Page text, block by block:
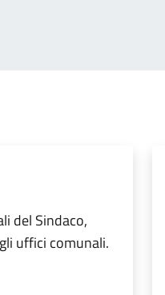
del Sindaco,
uffici comunali.